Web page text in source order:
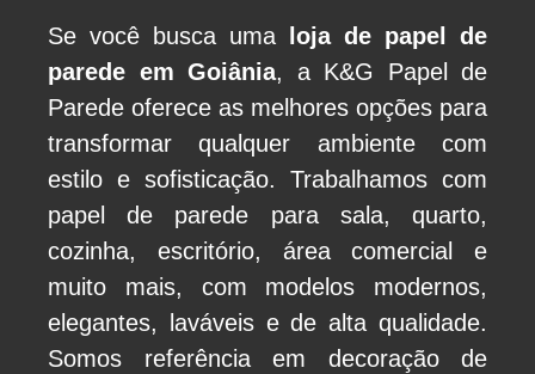
Se você busca uma
loja de papel de
parede em Goiânia, a K&G Papel de
Parede oferece as melhores opções para
transformar qualquer ambiente com
estilo e sofisticação. Trabalhamos com
papel de parede para sala, quarto,
cozinha, escritório, área comercial e
muito mais, com modelos modernos,
elegantes, laváveis e de alta qualidade.
Somos referência em decoração de